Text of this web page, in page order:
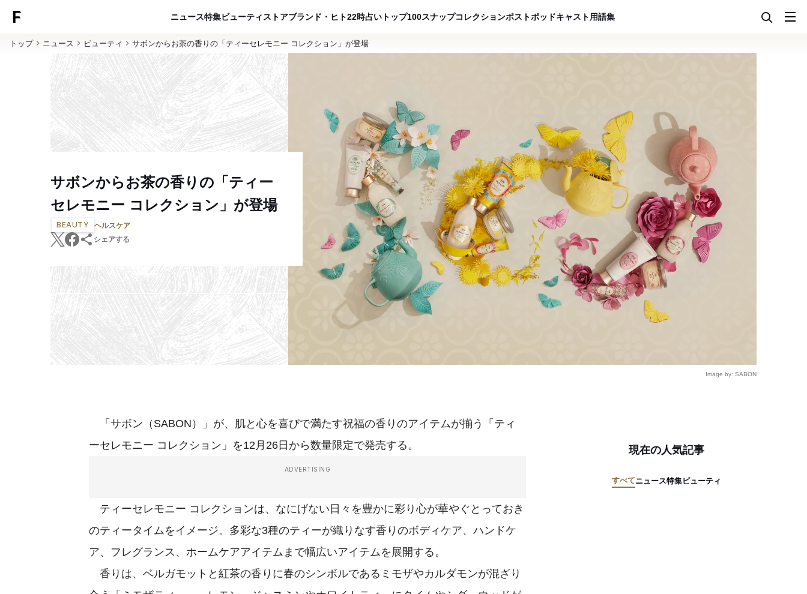
ニュース特集ビューティ ストアブランド・ヒト22時占い トップ100スナップコレクションポストポッドキャスト用語集
トップ ニュース ビューティ サボンからお茶の香りの「ティーセレモニー コレクション」が登場
サボンからお茶の香りの「ティー
セレモニー コレクション」が登場
BEAUTY
ヘルスケア
シェアする
Image by: SABON
「サボン（SABON）」が、肌と心を喜びで満たす祝福の香りのアイテムが揃う「ティ
ーセレモニー コレクション」を12月26日から数量限定で発売する。
ADVERTISING
ティーセレモニー コレクションは、なにげない日々を豊かに彩り心が華やぐとっておき
のティータイムをイメージ。多彩な3種のティーが織りなす香りのボディケア、ハンドケ
ア、フレグランス、ホームケアアイテムまで幅広いアイテムを展開する。
香りは、ベルガモットと紅茶の香りに春のシンボルであるミモザやカルダモンが混ざり
現在の人気記事
すべてニュース特集ビューティ